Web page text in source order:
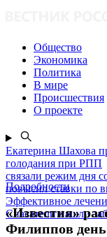
Общество
Экономика
Политика
В мире
Происшествия
О проекте
Екатерина Шахова
голодания при РПП
связали режим дня
повысил ставки по
Эффективное
Спасатели нашли
Подробности
«Известия»
Филиппов день